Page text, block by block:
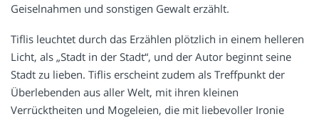
Geiselnahmen und sonstigen Gewalt erzählt.
Tiflis leuchtet durch das Erzählen plötzlich in einem helleren
Licht, als „Stadt in der Stadt“, und der Autor beginnt seine
Stadt zu lieben. Tiflis erscheint zudem als Treffpunkt der
Überlebenden aus aller Welt, mit ihren kleinen
Verrücktheiten und Mogeleien, die mit liebevoller Ironie